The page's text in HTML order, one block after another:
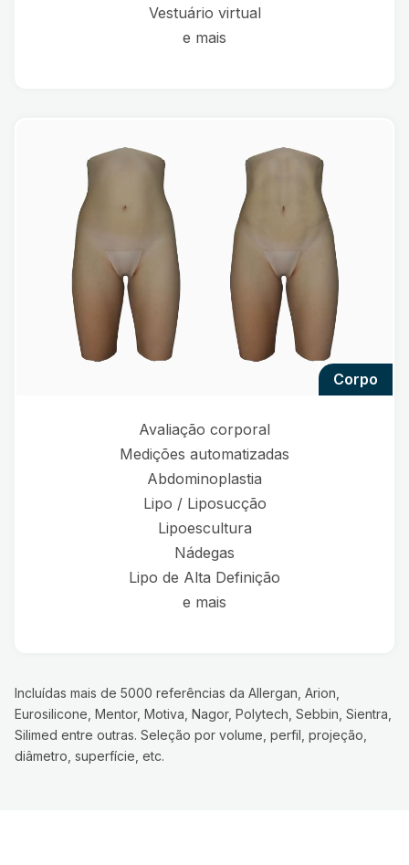
Vestuário virtual
e mais
corpo
Avaliação corporal
Medições automatizadas
Abdominoplastia
Lipo / Liposucção
Lipoescultura
Nádegas
Lipo de Alta Definição
e mais
Incluídas mais de 5000 referências da Allergan, Arion,
Eurosilicone, Mentor, Motiva, Nagor, Polytech, Sebbin, Sientra,
Silimed entre outras. Seleção por volume, perfil, projeção,
diâmetro, superfície, etc.